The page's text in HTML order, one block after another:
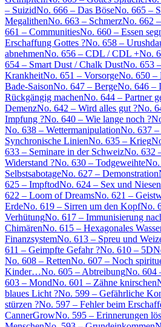
– SuizidNo. 666 – Das BöseNo. 665 –
MegalithenNo. 663 – SchmerzNo. 662
661 – CommunitiesNo. 660 – Essen
Erschaffung Gottes ?No. 658 –
abnehmenNo. 656 – CDL / CDL +No.
654 – Smart Dust / Chalk DustNo. 653
KrankheitNo. 651 – VorsorgeNo. 650 –
Bade-SaisonNo. 647 – BergeNo. 646 –
Rückgängig machenNo. 644 – Partner
DemenzNo. 642 – Wird alles gut ?No.
Impfung ?No. 640 – Wie lange noch ?
No. 638 – WettermanipulationNo. 637 –
Synchronische LinienNo. 635 – Krieg
633 – Seminare in der SchweizNo. 632
Widerstand ?No. 630 – TodgeweihteNo.
SelbstsabotageNo. 627 – Demonstration
625 – ImpftodNo. 624 – Sex und Niesen
622 – Loom of DreamsNo. 621 –
ErdeNo. 619 – Sirren um den KopfNo.
VerhütungNo. 617 – Immunisierung
ChimärenNo. 615 – Hexagonales
FinanzsystemNo. 613 – Spreu und
611 – Geimpfte Gefahr ?No. 610 – 5D
No. 608 – RettenNo. 607 – Noch
Kinder…No. 605 – AbtreibungNo. 604
603 – MondNo. 601 – Zähne knirschen
blaues Licht ?No. 599 – Gefährliche
stürzen ?No. 597 – Fehler beim
CannerGrowNo. 595 – Erinnerungen